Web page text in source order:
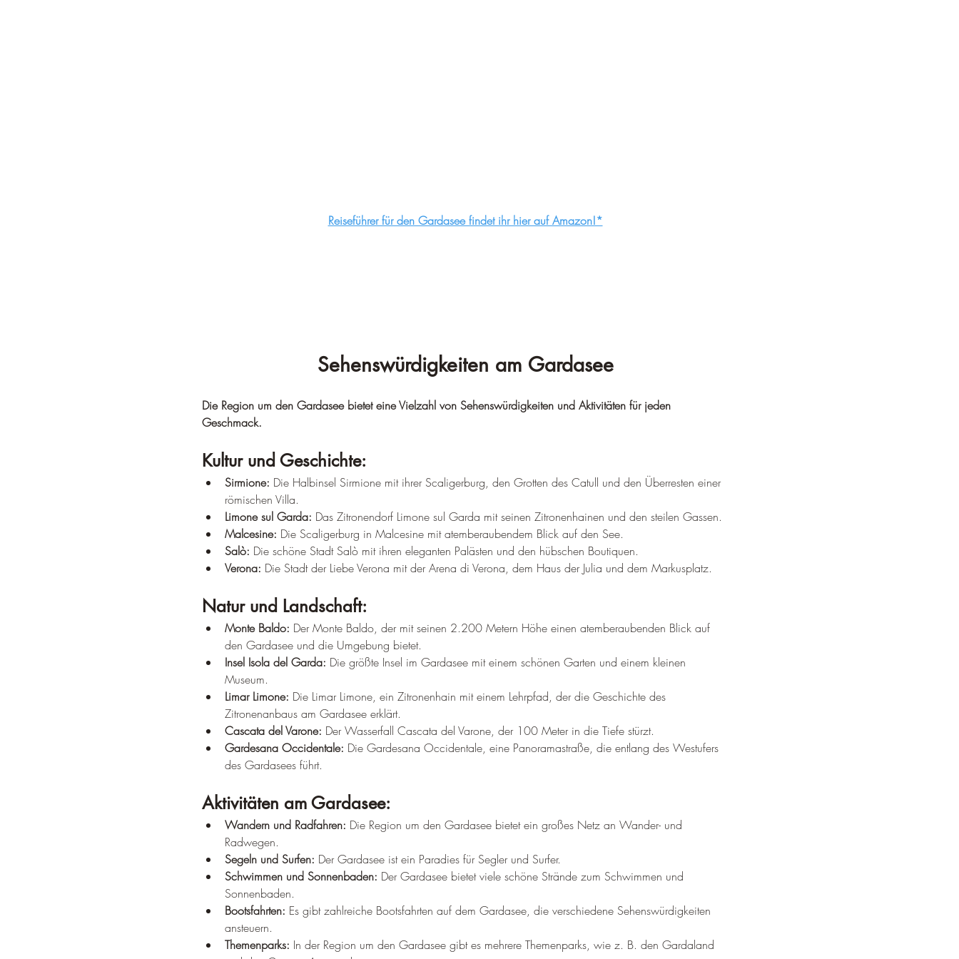
Reiseführer für den Gardasee findet ihr hier auf Amazon!*
Sehenswürdigkeiten am Gardasee
Die Region um den Gardasee bietet eine Vielzahl von Sehenswürdigkeiten und Aktivitäten für jeden
Geschmack.
Kultur und Geschichte:
Sirmione: Die Halbinsel Sirmione mit ihrer Scaligerburg, den Grotten des Catull und den Überresten einer
römischen Villa.
Limone sul Garda: Das Zitronendorf Limone sul Garda mit seinen Zitronenhainen und den steilen Gassen.
Malcesine: Die Scaligerburg in Malcesine mit atemberaubendem Blick auf den See.
Salò: Die schöne Stadt Salò mit ihren eleganten Palästen und den hübschen Boutiquen.
Verona: Die Stadt der Liebe Verona mit der Arena di Verona, dem Haus der Julia und dem Markusplatz.
Natur und Landschaft:
Monte Baldo: Der Monte Baldo, der mit seinen 2.200 Metern Höhe einen atemberaubenden Blick auf
den Gardasee und die Umgebung bietet.
Insel Isola del Garda: Die größte Insel im Gardasee mit einem schönen Garten und einem kleinen
Museum.
Limar Limone: Die Limar Limone, ein Zitronenhain mit einem Lehrpfad, der die Geschichte des
Zitronenanbaus am Gardasee erklärt.
Cascata del Varone: Der Wasserfall Cascata del Varone, der 100 Meter in die Tiefe stürzt.
Gardesana Occidentale: Die Gardesana Occidentale, eine Panoramastraße, die entlang des Westufers
des Gardasees führt.
Aktivitäten am Gardasee:
Wandern und Radfahren: Die Region um den Gardasee bietet ein großes Netz an Wander- und
Radwegen.
Segeln und Surfen: Der Gardasee ist ein Paradies für Segler und Surfer.
Schwimmen und Sonnenbaden: Der Gardasee bietet viele schöne Strände zum Schwimmen und
Sonnenbaden.
Bootsfahrten: Es gibt zahlreiche Bootsfahrten auf dem Gardasee, die verschiedene Sehenswürdigkeiten
ansteuern.
Themenparks: In der Region um den Gardasee gibt es mehrere Themenparks, wie z. B. den Gardaland